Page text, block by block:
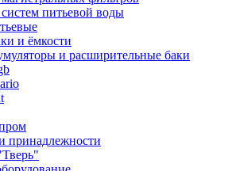
питьевой воды
и ёмкости
и расширительные баки
принадлежности